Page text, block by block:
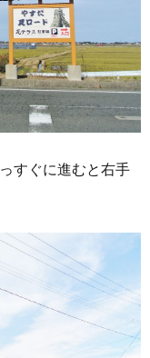
すぐに進むと右手